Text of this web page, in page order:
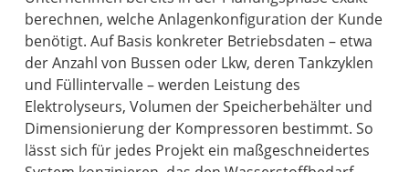
berechnen, welche Anlagenkonfiguration der Kunde
benötigt. Auf Basis konkreter Betriebsdaten – etwa
der Anzahl von Bussen oder Lkw, deren Tankzyklen
und Füllintervalle – werden Leistung des
Elektrolyseurs, Volumen der Speicherbehälter und
Dimensionierung der Kompressoren bestimmt. So
lässt sich für jedes Projekt ein maßgeschneidertes